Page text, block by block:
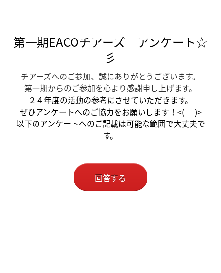
第一期EACOチアーズ アンケート☆
彡
チアーズへのご参加、誠にありがとうございます。
第一期からのご参加を心より感謝申し上げます。
２４年度の活動の参考にさせていただきます。
ぜひアンケートへのご協力をお願いします！<(_ _)>
以下のアンケートへのご記載は可能な範囲で大丈夫で
す。
回答する